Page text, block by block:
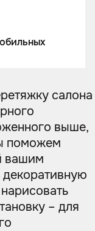
салона
выше,
поможем
вашим
– для